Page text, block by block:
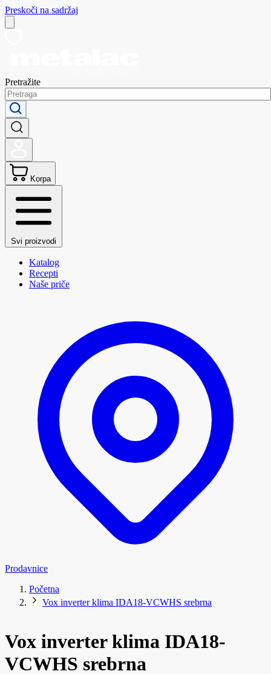
Preskoči na sadržaj
Pretražite
Korpa
Svi proizvodi
Katalog
Recepti
Naše priče
Prodavnice
Početna
Vox inverter klima IDA18-VCWHS srebrna
Vox inverter klima IDA18-
VCWHS srebrna